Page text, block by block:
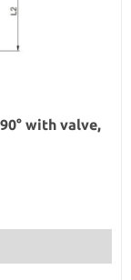
with valve,